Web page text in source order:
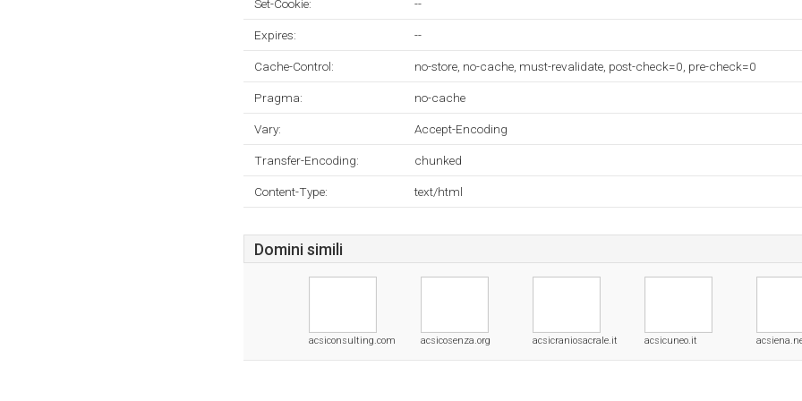
Set-Cookie: --
Expires: --
Cache-Control: no-store, no-cache, must-revalidate, post-check=0, pre-check=0
Pragma: no-cache
Vary: Accept-Encoding
Transfer-Encoding: chunked
Content-Type: text/html
Domini simili
acsiconsulting.com acsicosenza.org acsicraniosacrale.it acsicuneo.it